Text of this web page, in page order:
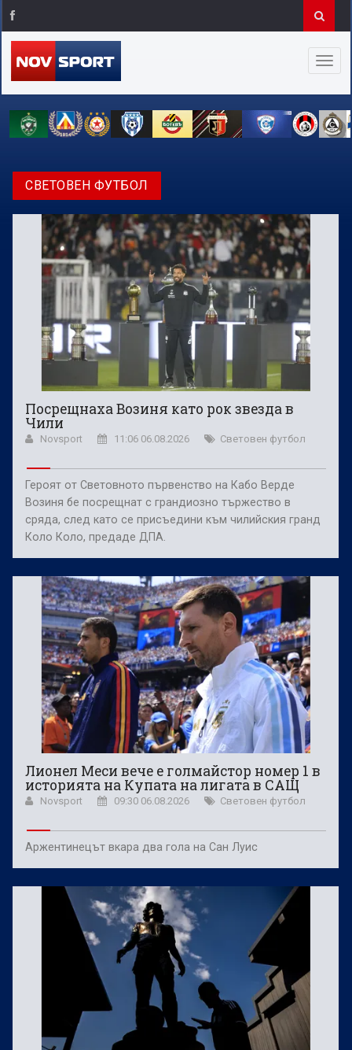
СВЕТОВЕН ФУТБОЛ
Посрещнаха Возиня като рок звезда в
Чили
Novsport 11:06 06.08.2026 Световен футбол
Героят от Световното първенство на Кабо Верде
Возиня бе посрещнат с грандиозно тържество в
сряда, след като се присъедини към чилийския гранд
Коло Коло, предаде ДПА.
Лионел Меси вече е голмайстор номер 1 в
историята на Купата на лигата в САЩ
Novsport 09:30 06.08.2026 Световен футбол
Аржентинецът вкара два гола на Сан Луис